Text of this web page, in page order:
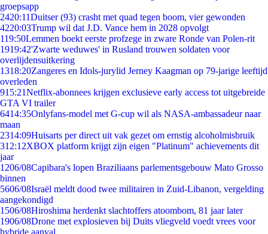
groepsapp
2420:11Duitser (93) crasht met quad tegen boom, vier gewonden
4220:03Trump wil dat J.D. Vance hem in 2028 opvolgt
119:50Lemmen boekt eerste profzege in zware Ronde van Polen-rit
1919:42'Zwarte weduwes' in Rusland trouwen soldaten voor
overlijdensuitkering
1318:20Zangeres en Idols-jurylid Jerney Kaagman op 79-jarige leeftijd
overleden
915:21Netflix-abonnees krijgen exclusieve early access tot uitgebreide
GTA VI trailer
6414:35Onlyfans-model met G-cup wil als NASA-ambassadeur naar
maan
2314:09Huisarts per direct uit vak gezet om ernstig alcoholmisbruik
312:12XBOX platform krijgt zijn eigen "Platinum" achievements dit
jaar
1206/08Capibara's lopen Braziliaans parlementsgebouw Mato Grosso
binnen
5606/08Israël meldt dood twee militairen in Zuid-Libanon, vergelding
aangekondigd
1506/08Hiroshima herdenkt slachtoffers atoombom, 81 jaar later
1906/08Drone met explosieven bij Duits vliegveld voedt vrees voor
hybride aanval